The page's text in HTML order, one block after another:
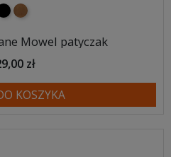
naturalne drewno
Mowel patyczak
zł
KOSZYKA